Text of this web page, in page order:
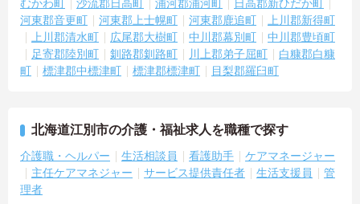
むかわ町
沙流郡日高町 浦河郡浦河町
日高郡新ひだか町
河東郡音更町
河東郡上士幌町 河東郡鹿追町
上川郡新得町
上川郡清水町
広尾郡大樹町 中川郡幕別町
中川郡豊頃町
足寄郡陸別町
釧路郡釧路町 川上郡弟子屈町
白糠郡白糠
町
標津郡中標津町 標津郡標津町 目梨郡羅臼町
北海道江別市の介護・福祉求人を職種で探す
介護職・ヘルパー 生活相談員 看護助手
ケアマネージャー
主任ケアマネジャー
サービス提供責任者 生活支援員
管
理者